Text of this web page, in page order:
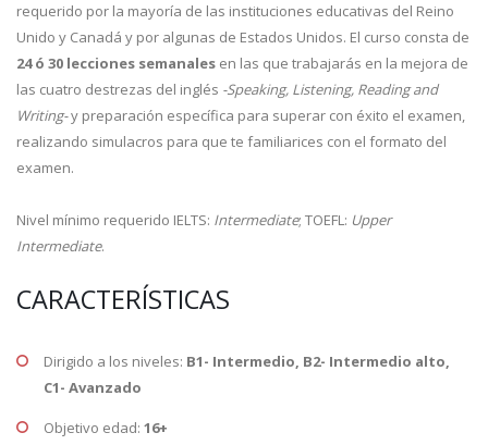
requerido por la mayoría de las instituciones educativas del Reino
Unido y Canadá y por algunas de Estados Unidos. El curso consta de
24 ó 30 lecciones semanales en las que trabajarás en la mejora de
las cuatro destrezas del inglés -Speaking, Listening, Reading and
Writing-y preparación específica para superar con éxito el examen,
realizando simulacros para que te familiarices con el formato del
examen.
Nivel mínimo requerido IELTS: Intermediate; TOEFL: Upper
Intermediate.
CARACTERÍSTICAS
Dirigido a los niveles: B1- Intermedio, B2- Intermedio alto,
C1- Avanzado
Objetivo edad: 16+